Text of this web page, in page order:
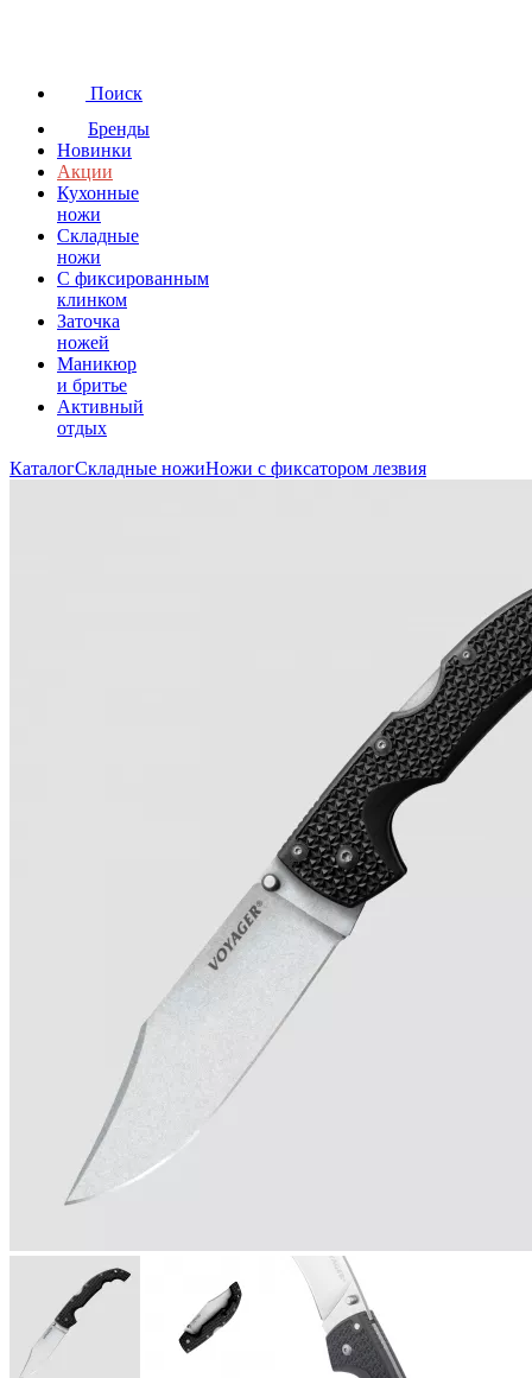
Поиск
Бренды
Новинки
Акции
Кухонные
ножи
Складные
ножи
C фиксированным
клинком
Заточка
ножей
Маникюр
и бритье
Активный
отдых
КаталогСкладные ножиНожи с фиксатором лезвия